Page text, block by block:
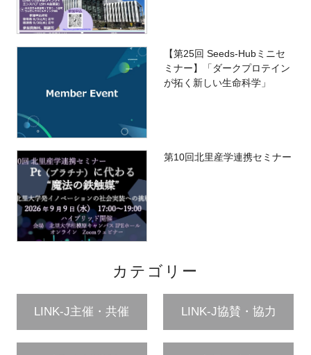
【第25回 Seeds-Hubミニセ
ミナー】「ダークプロテイン
が拓く新しい生命科学」
第10回北里産学連携セミナー
カテゴリー
LINK-J主催・共催 LINK-J協賛・協力